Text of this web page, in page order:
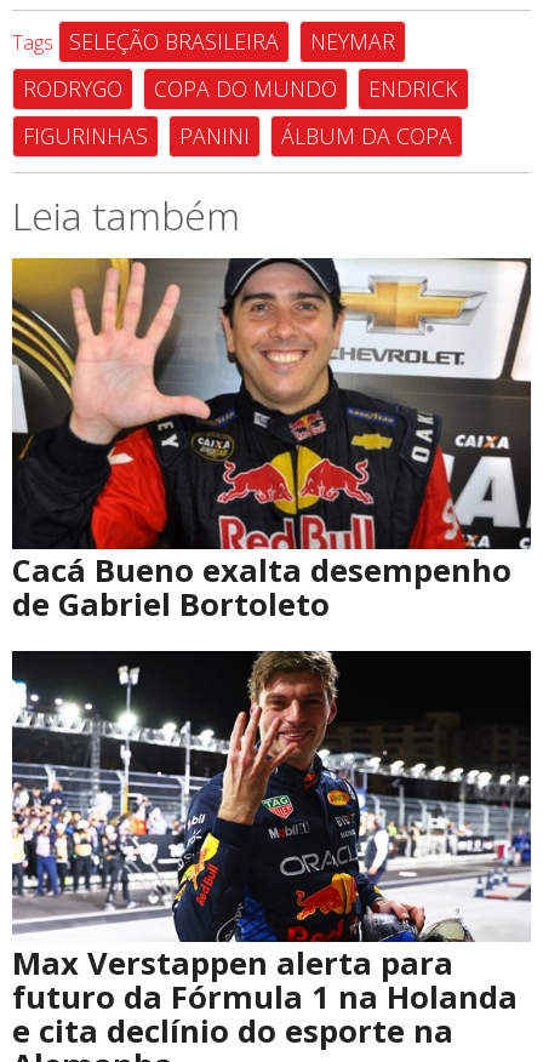
Tags SELEÇÃO BRASILEIRA
NEYMAR
RODRYGO
COPA DO MUNDO
ENDRICK
FIGURINHAS
PANINI ÁLBUM DA COPA
Leia também
Cacá Bueno exalta desempenho
de Gabriel Bortoleto
Max Verstappen alerta para
futuro da Fórmula 1 na Holanda
e cita declínio do esporte na